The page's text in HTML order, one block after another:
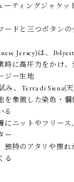
ーティングジャケ
ードと三つボタン
Jersey)は、
時に高圧力をかけ
ジー生地
み、Terra di Siena(
を象徴した染色・
る
にニットやフリー
ー
独特のアタリや擦
る